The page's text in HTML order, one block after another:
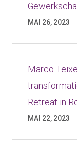
MAI 26, 2023
Marco
Retreat in
MAI 22, 2023